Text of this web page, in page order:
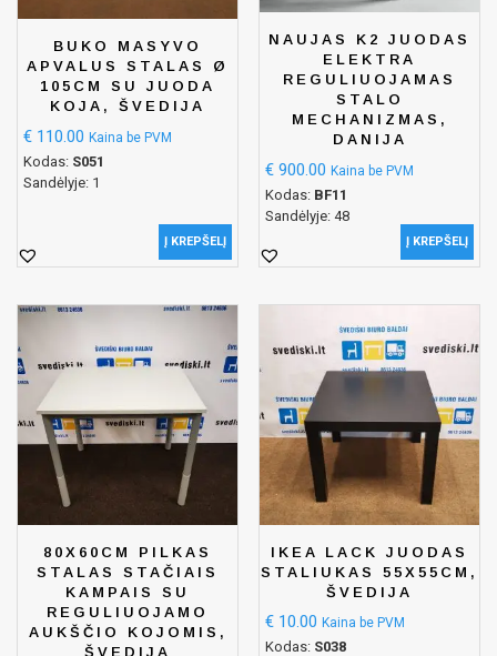
BUKO MASYVO
APVALUS STALAS Ø
105CM SU JUODA
KOJA, ŠVEDIJA
€ 110.00 Kaina be PVM
Kodas: S051
Sandėlyje: 1
Į KREPŠELĮ
NAUJAS K2 JUODAS
ELEKTRA
REGULIUOJAMAS
STALO
MECHANIZMAS,
DANIJA
€ 900.00 Kaina be PVM
Kodas: BF11
Sandėlyje: 48
Į KREPŠELĮ
80X60CM PILKAS
STALAS STAČIAIS
KAMPAIS SU
REGULIUOJAMO
AUKŠČIO KOJOMIS,
ŠVEDIJA
IKEA LACK JUODAS
STALIUKAS 55X55CM,
ŠVEDIJA
€ 10.00 Kaina be PVM
Kodas: S038